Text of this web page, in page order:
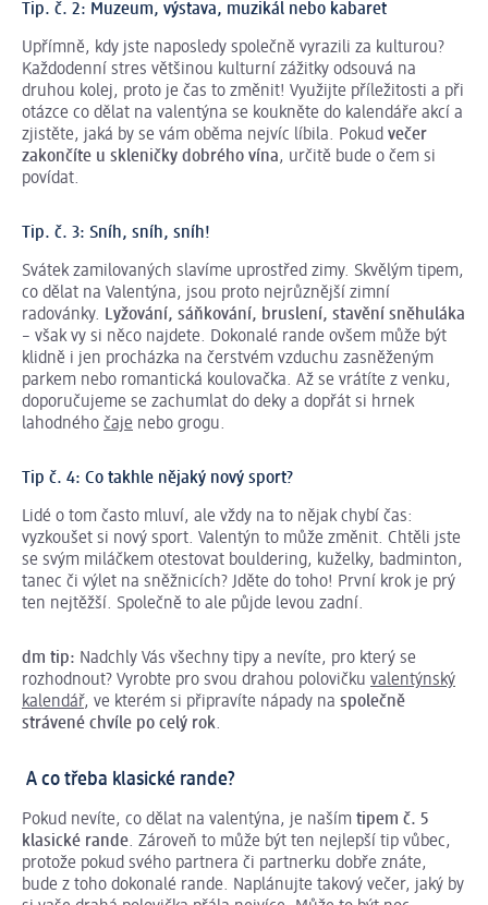
Tip. č. 2: Muzeum, výstava, muzikál nebo kabaret
Upřímně, kdy jste naposledy společně vyrazili za kulturou?
Každodenní stres většinou kulturní zážitky odsouvá na
druhou kolej, proto je čas to změnit! Využijte příležitosti a při
otázce co dělat na valentýna se koukněte do kalendáře akcí a
zjistěte, jaká by se vám oběma nejvíc líbila. Pokud večer
zakončíte u skleničky dobrého vína, určitě bude o čem si
povídat.
Tip. č. 3: Sníh, sníh, sníh!
Svátek zamilovaných slavíme uprostřed zimy. Skvělým tipem,
co dělat na Valentýna, jsou proto nejrůznější zimní
radovánky. Lyžování, sáňkování, bruslení, stavění sněhuláka
– však vy si něco najdete. Dokonalé rande ovšem může být
klidně i jen procházka na čerstvém vzduchu zasněženým
parkem nebo romantická koulovačka. Až se vrátíte z venku,
doporučujeme se zachumlat do deky a dopřát si hrnek
lahodného čaje nebo grogu.
Tip č. 4: Co takhle nějaký nový sport?
Lidé o tom často mluví, ale vždy na to nějak chybí čas:
vyzkoušet si nový sport. Valentýn to může změnit. Chtěli jste
se svým miláčkem otestovat bouldering, kuželky, badminton,
tanec či výlet na sněžnicích? Jděte do toho! První krok je prý
ten nejtěžší. Společně to ale půjde levou zadní.
dm tip: Nadchly Vás všechny tipy a nevíte, pro který se
rozhodnout? Vyrobte pro svou drahou polovičku valentýnský
kalendář, ve kterém si připravíte nápady na společně
strávené chvíle po celý rok.
A co třeba klasické rande?
Pokud nevíte, co dělat na valentýna, je naším tipem č. 5
klasické rande. Zároveň to může být ten nejlepší tip vůbec,
protože pokud svého partnera či partnerku dobře znáte,
bude z toho dokonalé rande. Naplánujte takový večer, jaký by